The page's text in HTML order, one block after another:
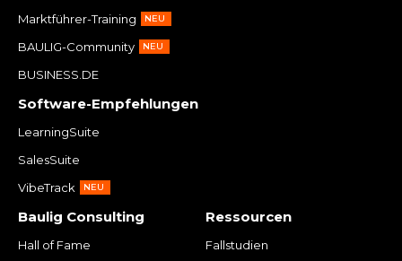
Marktführer-Training
NEU
BAULIG-Community NEU
BUSINESS.DE
Software-Empfehlungen
LearningSuite
SalesSuite
VibeTrack
NEU
Baulig Consulting
Hall of Fame
Ressourcen
Fallstudien